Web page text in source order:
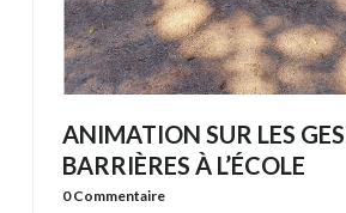
ANIMATION SUR LES
BARRIÈRES À L’ÉCOLE
0 Commentaire